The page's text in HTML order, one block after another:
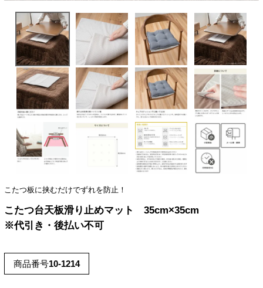
こたつ板に挟むだけでずれを防止！
こたつ台天板滑り止めマット 35cm×35cm
※代引き・後払い不可
商品番号10-1214